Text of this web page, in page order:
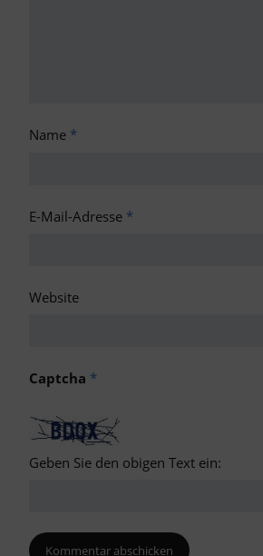
Name *
E-Mail-Adresse *
Website
Captcha *
Geben Sie den obigen Text ein: